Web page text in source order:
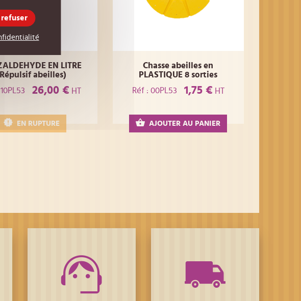
EN LITRE
abeilles)
26,00 € HT
EN RUPTURE
Chasse abeilles en
PLASTIQUE 8 sorties
Réf : 00PL53
1,75 € HT
AJOUTER AU PANIER